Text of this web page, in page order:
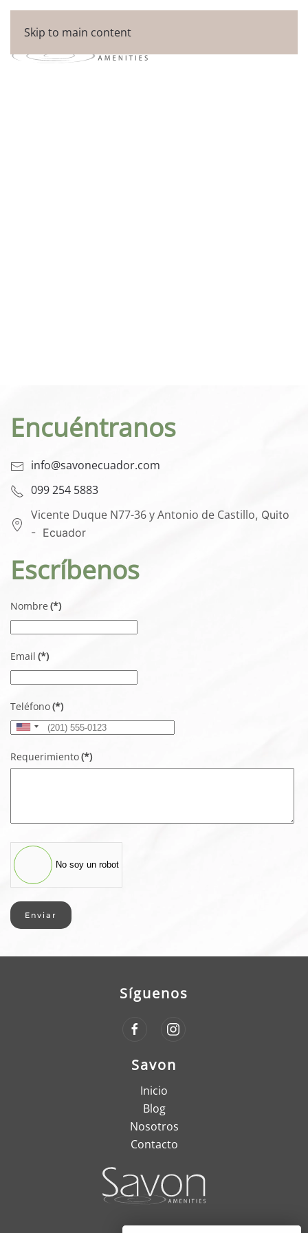
Skip to main content
Encuéntranos
info@savonecuador.com
099 254 5883
Vicente Duque N77-36 y Antonio de Castillo, Quito
- Ecuador
Escríbenos
Nombre(*)
Email (*)
Teléfono(*)
United
States
+1
Requerimiento(*)
No soy un robot
Enviar
Savon
Inicio
Blog
Nosotros
Contacto
Síguenos